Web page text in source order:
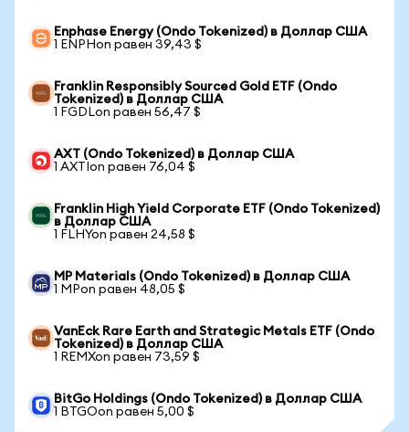
Enphase Energy (Ondo Tokenized) в Доллар США
1 ENPHon равен 39,43 $
Franklin Responsibly Sourced Gold ETF (Ondo
Tokenized) в Доллар США
1 FGDLon равен 56,47 $
AXT (Ondo Tokenized) в Доллар США
1 AXTIon равен 76,04 $
Franklin High Yield Corporate ETF (Ondo Tokenized)
в Доллар США
1 FLHYon равен 24,58 $
MP Materials (Ondo Tokenized) в Доллар США
1 MPon равен 48,05 $
VanEck Rare Earth and Strategic Metals ETF (Ondo
Tokenized) в Доллар США
1 REMXon равен 73,59 $
BitGo Holdings (Ondo Tokenized) в Доллар США
1 BTGOon равен 5,00 $